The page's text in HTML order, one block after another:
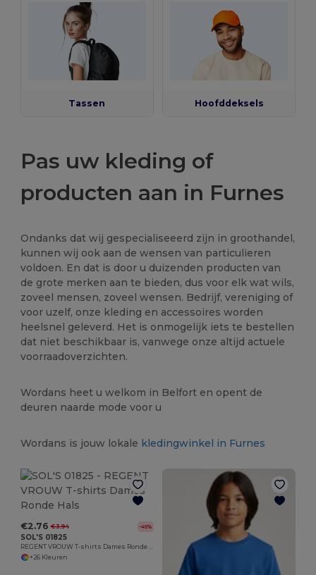
Tassen Hoofddeksels
Pas uw kleding of
producten aan in Furnes
Ondanks dat wij gespecialiseeerd zijn in groothandel,
kunnen wij ook aan de wensen van particulieren
voldoen. En dat is door u duizenden producten van
de grote merken aan te bieden, dus voor elk wat wils,
zoveel mensen, zoveel wensen. Bedrijf, vereniging of
voor uzelf, onze kleding en accessoires worden
heelsnel geleverd. Het is onmogelijk iets te bestellen
dat niet beschikbaar is, vanwege onze altijd actuele
voorraadoverzichten.
Wordans heet u welkom in Belfort en opent de
deuren naarde mode voor u
Wordans is jouw lokale kledingwinkel in Furnes
€2.76 €3.94 -45%
SOL'S 01825
REGENT VROUW T-shirts Dames Ronde Hals
+26 Kleuren